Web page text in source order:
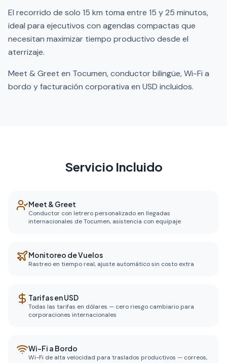
El recorrido de solo 15 km toma entre 15 y 25 minutos,
ideal para ejecutivos con agendas compactas que
necesitan maximizar tiempo productivo desde el
aterrizaje.
Meet & Greet en Tocumen, conductor bilingüe, Wi-Fi a
bordo y facturación corporativa en USD incluidos.
Servicio Incluido
Meet & Greet
Conductor con letrero personalizado en llegadas
internacionales de Tocumen, asistencia con equipaje
Monitoreo de Vuelos
Rastreo en tiempo real, ajuste automático sin costo extra
Tarifas en USD
Todas las tarifas en dólares — cero riesgo cambiario para
corporaciones internacionales
Wi-Fi a Bordo
Wi-Fi de alta velocidad para traslados productivos — correos,